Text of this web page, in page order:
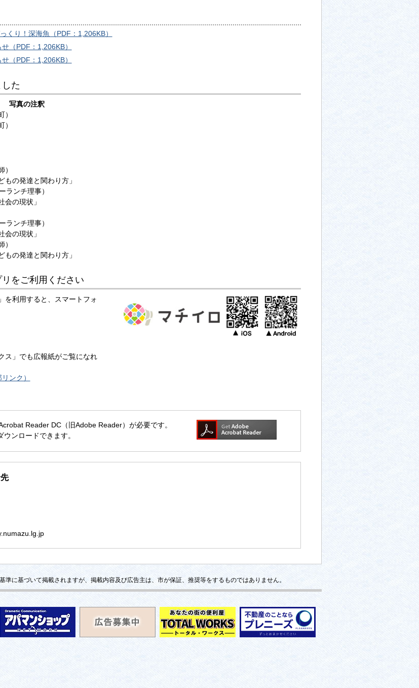
り！深海魚（PDF：1,206KB）
（PDF：1,206KB）
（PDF：1,206KB）
た
写真の注釈
発達と関わり方」
ンチ理事）
現状」
ンチ理事）
現状」
発達と関わり方」
をご利用ください
を利用すると、スマートフォ
ス」でも広報紙がご覧になれ
ンク）
Reader DC（旧Adobe Reader）が必要です。
ンロードできます。
準に基づいて掲載されますが、掲載内容及び広告主は、市が保証、推奨等をするものではありません。